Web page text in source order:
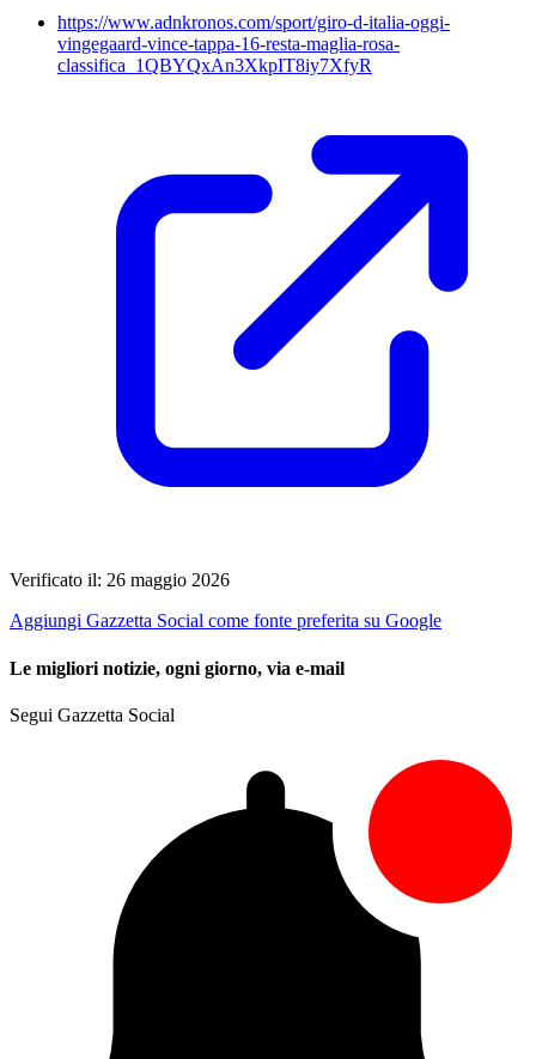
https://www.adnkronos.com/sport/giro-d-italia-oggi-
vingegaard-vince-tappa-16-resta-maglia-rosa-
classifica_1QBYQxAn3XkpIT8iy7XfyR
Verificato il: 26 maggio 2026
Aggiungi Gazzetta Social come fonte preferita su Google
Le migliori notizie, ogni giorno, via e-mail
Segui Gazzetta Social